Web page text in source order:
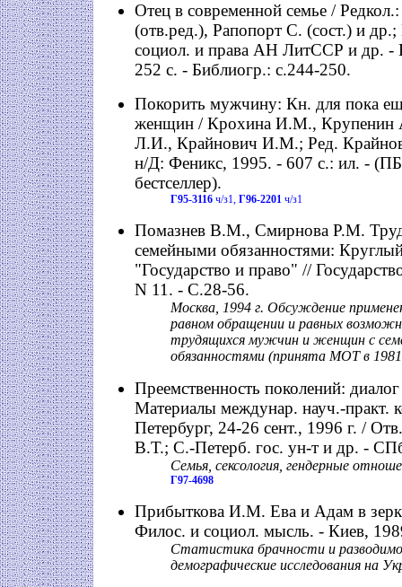
Отец в современной семье /
(отв.ред.), Рапопорт С. (сост.) и
социол. и права АН ЛитССР и др. -
252 с. - Библиогр.: с.244-250.
Покорить мужчину: Кн. для пока
женщин / Крохина И.М., Крупенин
Л.И., Крайнович И.М.; Ред.
н/Д: Феникс, 1995. - 607 с.: ил. -
бестселлер).
Г95-3116 ч/з1, Г96-2201 ч/з1
Помазнев В.М., Смирнова Р.М.
семейными обязанностями:
"Государство и право" //
N 11. - С.28-56.
Москва, 1994 г. Обсуждение
равном обращении и равных
трудящихся мужчин и женщин с
обязанностями (принята МОТ в
Преемственность поколений:
Материалы междунар. науч.-практ.
Петербург, 24-26 сент., 1996 г. /
В.Т.; С.-Петерб. гос. ун-т и др. -
Семья, сексология, гендерные
Г97-4698
Прибыткова И.М. Ева и Адам в
Филос. и социол. мысль. - Киев,
Статистика брачности и
демографические исследования на